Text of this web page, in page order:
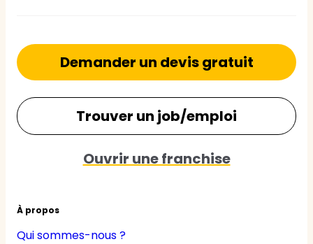
À propos
Qui sommes-nous ?
Demander un devis gratuit
Trouver un job/emploi
Ouvrir une franchise